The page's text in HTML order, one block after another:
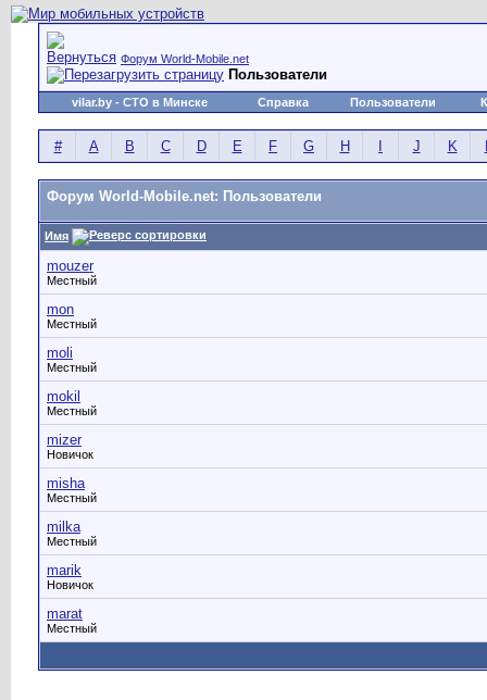
Форум World-Mobile.net
Пользователи
vilar.by - СТО в Минске Справка Пользователи
# A B C D E F G H J K
Форум World-Mobile.net: Пользователи
Имя
mouzer
Местный
mon
Местный
moli
Местный
mokil
Местный
mizer
Новичок
misha
Местный
milka
Местный
marik
Новичок
marat
Местный